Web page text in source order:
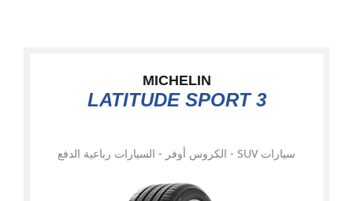
MICHELIN
LATITUDE SPORT 3
سيارات SUV - الكروس أوفر - السيارات رباعية الدفع